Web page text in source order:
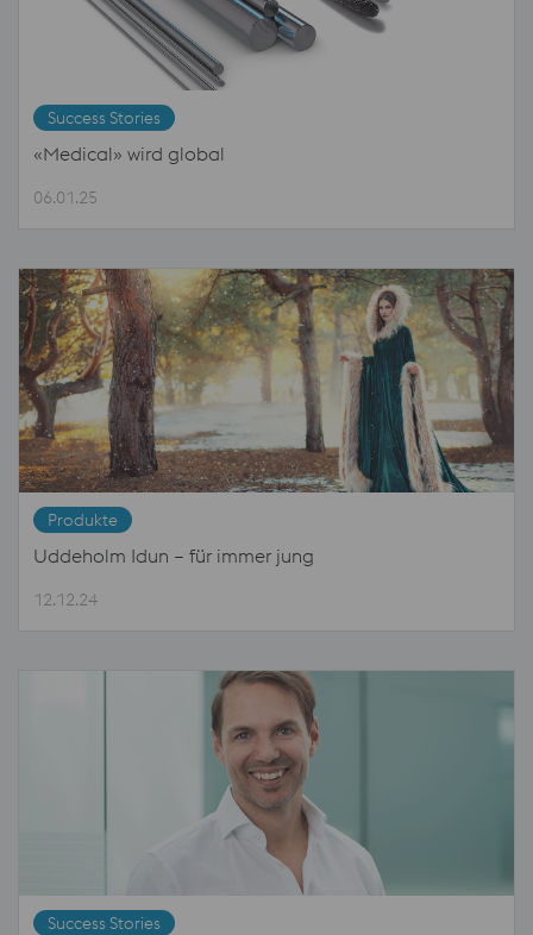
Success Stories
«Medical» wird global
06.01.25
Produkte
Uddeholm Idun – für immer jung
12.12.24
Success Stories